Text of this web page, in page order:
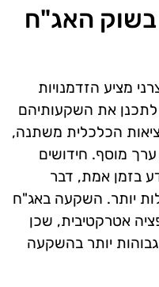
בשוק האג"ח
מציע הזדמנויות
את השקעותיהם
הכלכלית משתנה,
מוסף. חידושים
בזמן אמת, דבר
יותר. השקעה באג"ח
אטרקטיבית, שכן
יותר בהשקעה